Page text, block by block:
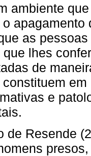
ambiente
as
lhes
de
e
de Resende